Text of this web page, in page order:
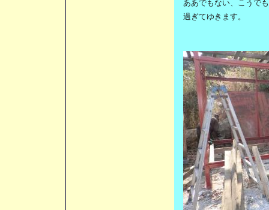
ああでもない、こうで
過ぎて